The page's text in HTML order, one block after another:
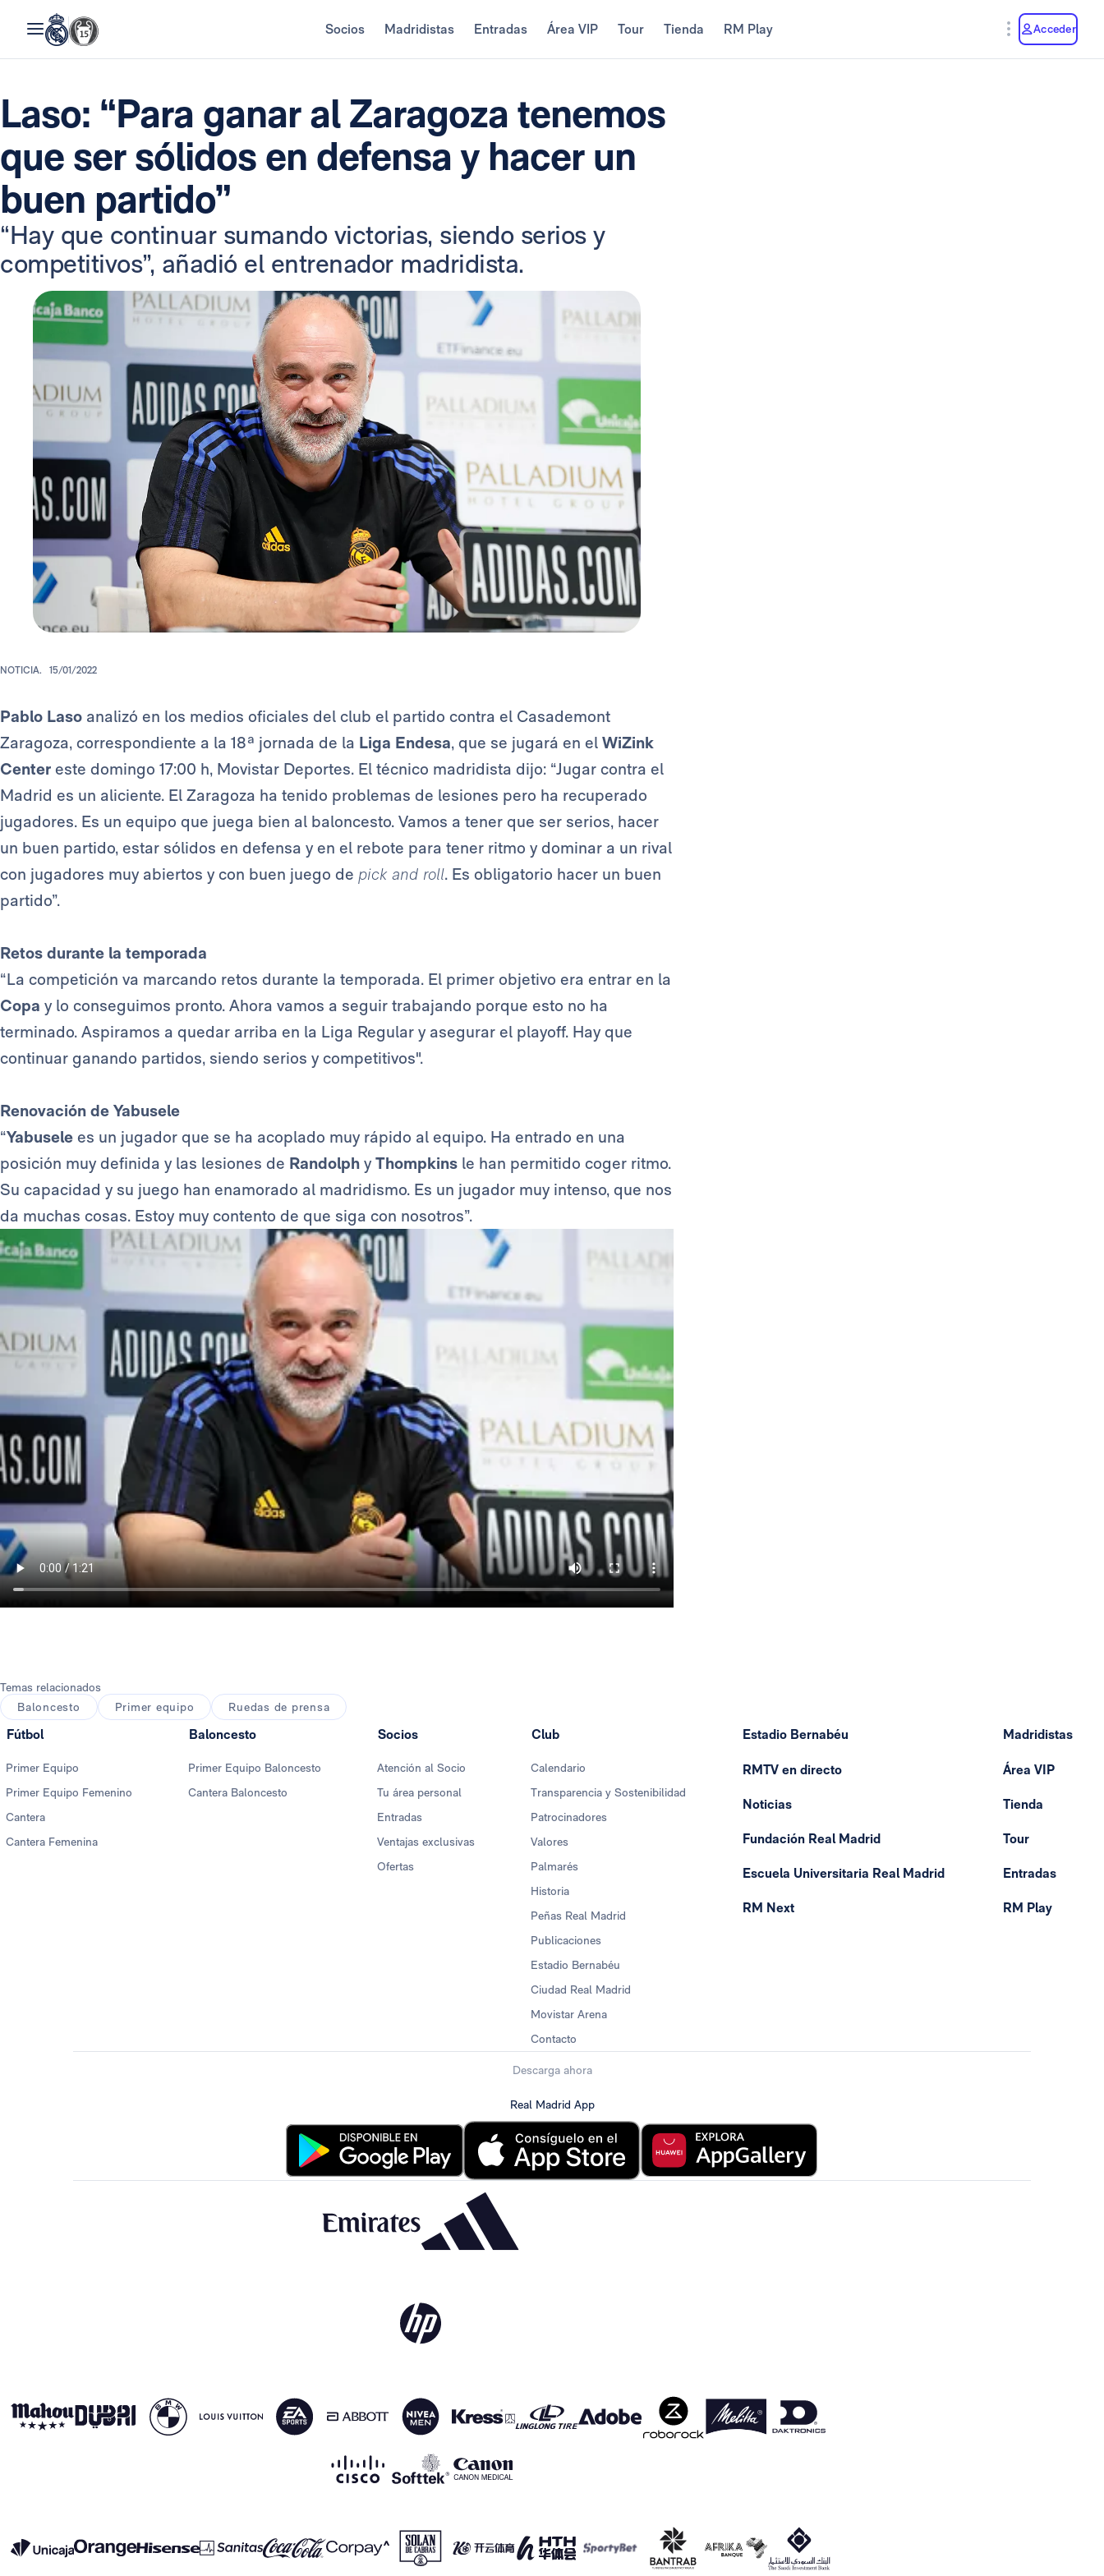
Socios Madridistas Entradas Área VIP Tour Tienda RM Play Acceder
Laso: “Para ganar al Zaragoza tenemos
que ser sólidos en defensa y hacer un
buen partido”
“Hay que continuar sumando victorias, siendo serios y
competitivos”, añadió el entrenador madridista.
NOTICIA. 15/01/2022
Pablo Laso analizó en los medios oficiales del club el partido contra el Casademont
Zaragoza, correspondiente a la 18ª jornada de la Liga Endesa, que se jugará en el WiZink
Center este domingo 17:00 h, Movistar Deportes. El técnico madridista dijo: “Jugar contra el
Madrid es un aliciente. El Zaragoza ha tenido problemas de lesiones pero ha recuperado
jugadores. Es un equipo que juega bien al baloncesto. Vamos a tener que ser serios, hacer
un buen partido, estar sólidos en defensa y en el rebote para tener ritmo y dominar a un rival
con jugadores muy abiertos y con buen juego de pick and roll. Es obligatorio hacer un buen
partido”.
Retos durante la temporada
“La competición va marcando retos durante la temporada. El primer objetivo era entrar en la
Copa y lo conseguimos pronto. Ahora vamos a seguir trabajando porque esto no ha
terminado. Aspiramos a quedar arriba en la Liga Regular y asegurar el playoff. Hay que
continuar ganando partidos, siendo serios y competitivos".
Renovación de Yabusele
“Yabusele es un jugador que se ha acoplado muy rápido al equipo. Ha entrado en una
posición muy definida y las lesiones de Randolph y Thompkins le han permitido coger ritmo.
Su capacidad y su juego han enamorado al madridismo. Es un jugador muy intenso, que nos
da muchas cosas. Estoy muy contento de que siga con nosotros”.
Temas relacionados
Baloncesto
Primer equipo Ruedas de prensa
Fútbol
Primer Equipo
Primer Equipo Femenino
Cantera
Cantera Femenina
Baloncesto
Primer Equipo Baloncesto
Cantera Baloncesto
Socios
Atención al Socio
Tu área personal
Entradas
Ventajas exclusivas
Ofertas
Club
Calendario
Transparencia y Sostenibilidad
Patrocinadores
Valores
Palmarés
Historia
Peñas Real Madrid
Publicaciones
Estadio Bernabéu
Ciudad Real Madrid
Movistar Arena
Contacto
Estadio Bernabéu
RMTV en directo
Noticias
Fundación Real Madrid
Escuela Universitaria Real Madrid
RM Next
Madridistas
Área VIP
Tienda
Tour
Entradas
RM Play
Descarga ahora
Real Madrid App